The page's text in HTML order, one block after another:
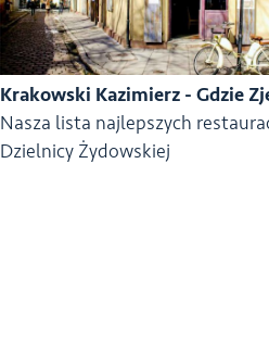
Krakowski Kazimierz - Gdzie
Nasza lista najlepszych
Dzielnicy Żydowskiej